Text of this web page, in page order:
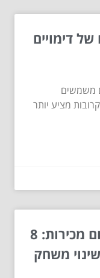
דימויים
משמשים
מציע יותר
פתיחת המטריצה של קידום מכירות: 8
משחק